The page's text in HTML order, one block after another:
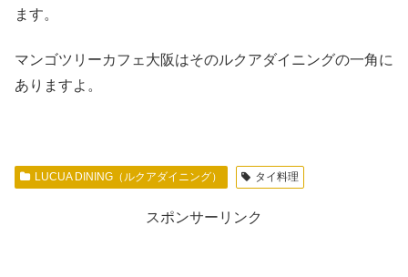
ます。
マンゴツリーカフェ大阪はそのルクアダイニングの一角に
ありますよ。
LUCUA DINING（ルクアダイニング） タイ料理
スポンサーリンク